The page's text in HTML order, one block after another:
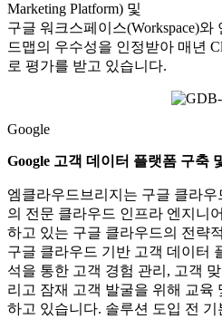
Marketing Platform) 및
구글 워크스페이스(Workspace)
드맵의 우수성을 인정받아 매년
로 평가를 받고 있습니다.
Google
Google 고객 데이터 플랫폼 구축
엠클라우드브리지는 구글 클라
의 전문 클라우드 인프라 엔지니
하고 있는 구글 클라우드의 전략
구글 클라우드 기반 고객 데이터
석을 통한 고객 경험 관리, 고객
리고 잠재 고객 발굴을 위해 교육
하고 있습니다. 솔루션 도입 전